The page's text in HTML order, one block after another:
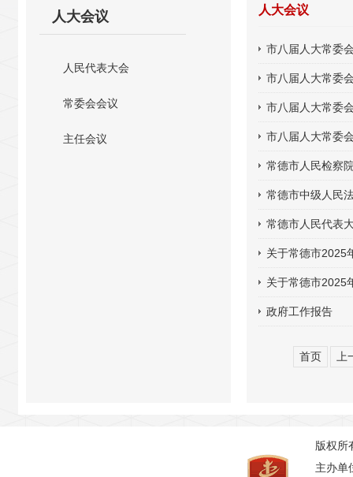
人大会议
人民代表大会
常委会会议
主任会议
人大会议
市八届人大常委
市八届人大常委
市八届人大常委
市八届人大常委
常德市人民检察
常德市中级人民
常德市人民代表
关于常德市2025
关于常德市2025
政府工作报告
首页 上
版权所
主办单